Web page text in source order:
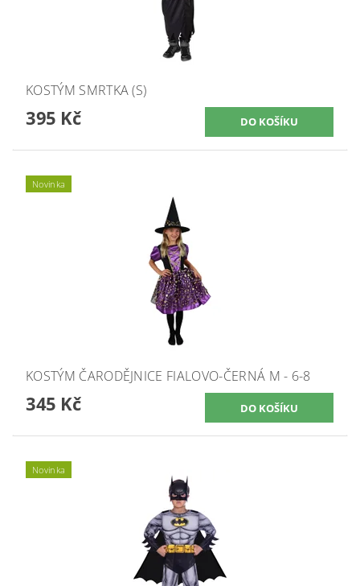
KOSTÝM SMRTKA (S)
395 Kč
Novinka
KOSTÝM ČARODĚJNICE FIALOVO-ČERNÁ M - 6-8
345 Kč
Novinka